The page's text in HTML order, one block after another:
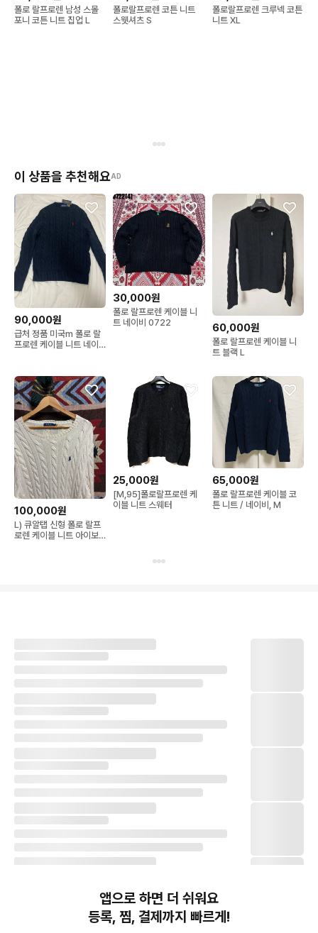
폴로 랄프로렌 남성 스몰
포니 코튼 니트 집업 L
폴로랄프로렌 코튼 니트
스웻셔츠 S
폴로랄프로렌 크루넥 코튼
니트 XL
이 상품을 추천해요AD
90,000원
급처 정품 미국m 폴로 랄
프로렌 케이블 니트 네이
30,000원
폴로 랄프로렌 케이블 니
트 네이비 0722
60,000원
폴로 랄프로렌 케이블 니
트 블랙 L
100,000원
L) 큐알탭 신형 폴로 랄프
로렌 케이블 니트 아이보
25,000원
[M,95]폴로랄프로렌 케
이블 니트 스웨터
65,000원
폴로 랄프로렌 케이블 코
튼 니트 / 네이비, M
앱으로 하면 더 쉬워요
등록, 찜, 결제까지 빠르게!